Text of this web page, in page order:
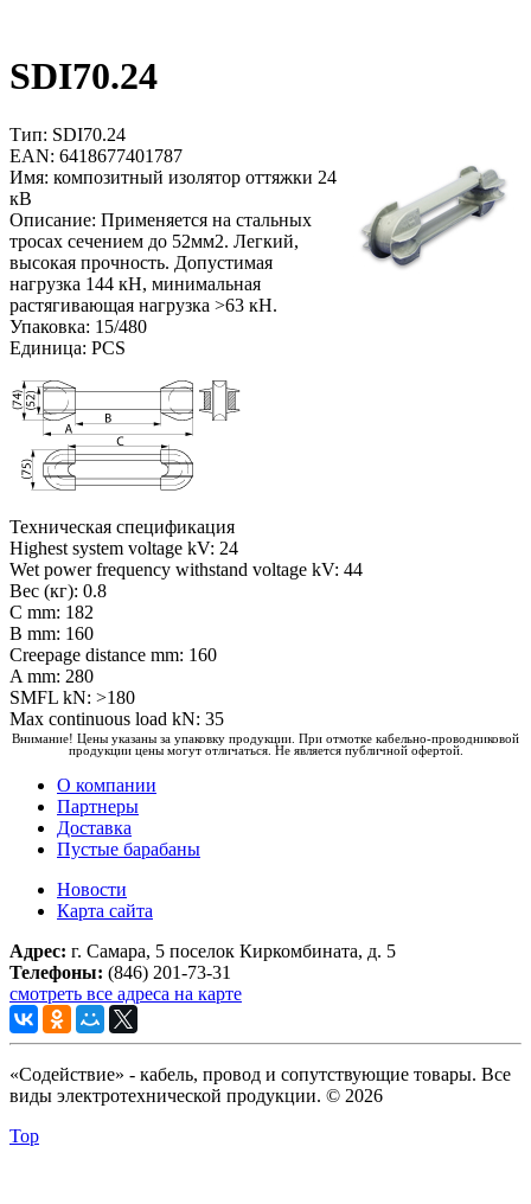
SDI70.24
Тип: SDI70.24
EAN: 6418677401787
Имя: композитный изолятор оттяжки 24
кВ
Описание: Применяется на стальных
тросах сечением до 52мм2. Легкий,
высокая прочность. Допустимая
нагрузка 144 кН, минимальная
растягивающая нагрузка >63 кН.
Упаковка: 15/480
Единица: PCS
Техническая спецификация
Highest system voltage kV: 24
Wet power frequency withstand voltage kV: 44
Вес (кг): 0.8
C mm: 182
B mm: 160
Creepage distance mm: 160
A mm: 280
SMFL kN: >180
Max continuous load kN: 35
Внимание! Цены указаны за упаковку продукции. При отмотке кабельно-проводниковой
продукции цены могут отличаться. Не является публичной офертой.
О компании
Партнеры
Доставка
Пустые барабаны
Новости
Карта сайта
Адрес: г. Самара, 5 поселок Киркомбината, д. 5
Телефоны: (846) 201-73-31
смотреть все адреса на карте
«Содействие» - кабель, провод и сопутствующие товары. Все
виды электротехнической продукции. © 2026
Top